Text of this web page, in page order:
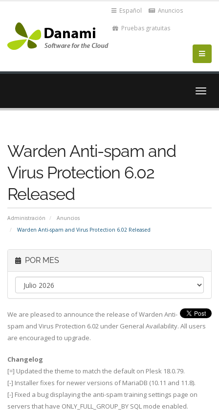
Español Anuncios
Pruebas gratuitas
Warden Anti-spam and
Virus Protection 6.02
Released
Administración
Anuncios
Warden Anti-spam and Virus Protection 6.02 Released
POR MES
We are pleased to announce the release of Warden Anti-
spam and Virus Protection 6.02 under General Availability. All users
are encouraged to upgrade.
Changelog
[=] Updated the theme to match the default on Plesk 18.0.79.
[-] Installer fixes for newer versions of MariaDB (10.11 and 11.8).
[-] Fixed a bug displaying the anti-spam training settings page on
servers that have ONLY_FULL_GROUP_BY SQL mode enabled.